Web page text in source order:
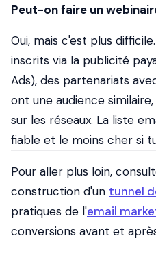
Peut-on faire un
Oui, mais c'est plus
inscrits via la publicité
Ads), des partenariats
ont une audience
sur les réseaux. La liste
fiable et le moins cher si
Pour aller plus loin,
construction d'un tunnel
pratiques de l'email
conversions avant et